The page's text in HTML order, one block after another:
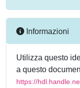
Informazioni
Utilizza questo
a questo
https://